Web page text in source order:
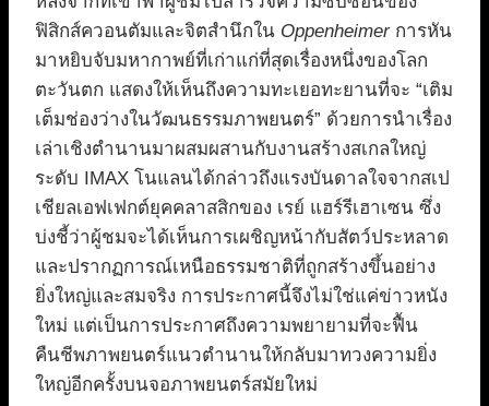
ฟิสิกส์ควอนตัมและจิตสำนึกใน Oppenheimerการหัน
มาหยิบจับมหากาพย์ที่เก่าแก่ที่สุดเรื่องหนึ่งของโลก
ตะวันตก แสดงให้เห็นถึงความทะเยอทะยานที่จะ “เติม
เต็มช่องว่างในวัฒนธรรมภาพยนตร์” ด้วยการนำเรื่อง
เล่าเชิงตำนานมาผสมผสานกับงานสร้างสเกลใหญ่
ระดับ IMAX โนแลนได้กล่าวถึงแรงบันดาลใจจากสเป
เชียลเอฟเฟกต์ยุคคลาสสิกของ เรย์ แฮร์รีเฮาเซน ซึ่ง
บ่งชี้ว่าผู้ชมจะได้เห็นการเผชิญหน้ากับสัตว์ประหลาด
และปรากฏการณ์เหนือธรรมชาติที่ถูกสร้างขึ้นอย่าง
ยิ่งใหญ่และสมจริง การประกาศนี้จึงไม่ใช่แค่ข่าวหนัง
ใหม่ แต่เป็นการประกาศถึงความพยายามที่จะฟื้น
คืนชีพภาพยนตร์แนวตำนานให้กลับมาทวงความยิ่ง
ใหญ่อีกครั้งบนจอภาพยนตร์สมัยใหม่